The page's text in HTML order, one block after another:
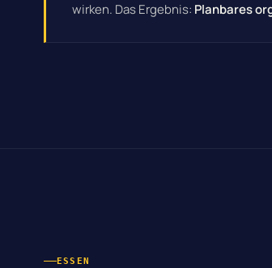
wirken. Das Ergebnis: Planbares
ESSEN